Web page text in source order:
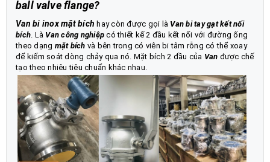
ball valve flange?
Van bi inox mặt bích hay còn được gọi là Van bi tay gạt kết nối
bích. Là Van công nghiệp có thiết kế 2 đầu kết nối với đường ống
theo dạng mặt bích và bên trong có viên bi tâm rỗng có thể xoay
để kiểm soát dòng chảy qua nó. Mặt bích 2 đầu của Van được chế
tạo theo nhiêu tiêu chuẩn khác nhau.